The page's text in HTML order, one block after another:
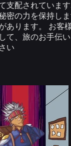
支配されていま
密の力を保持し
あります。 お客
て、旅のお手伝
い